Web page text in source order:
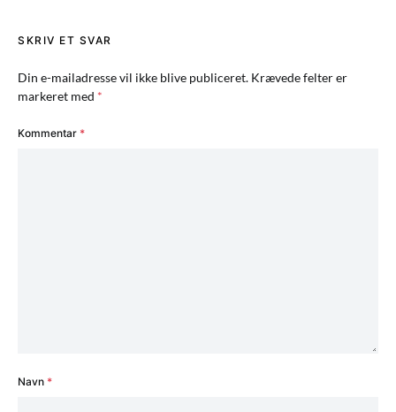
SKRIV ET SVAR
Din e-mailadresse vil ikke blive publiceret. Krævede felter er
markeret med *
Kommentar *
Navn *